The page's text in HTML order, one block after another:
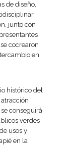
de diseño,
junto con
cocrearon
en
histórico del
conseguirá
verdes
usos y
en la